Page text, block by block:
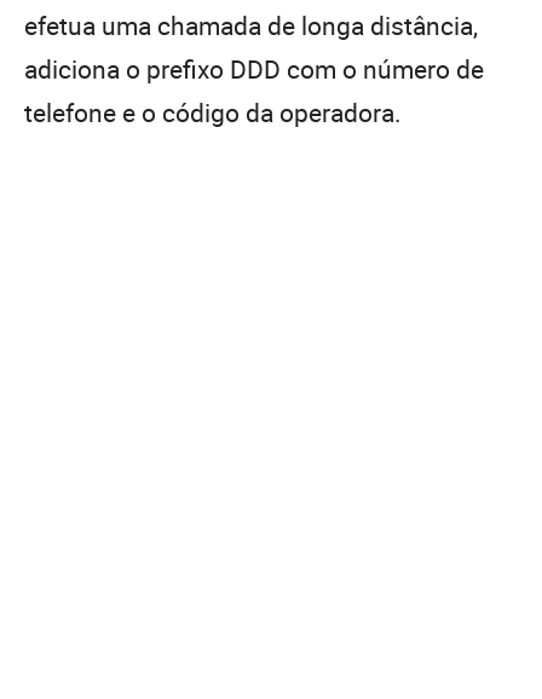
efetua uma chamada de longa distância,
adiciona o prefixo DDD com o número de
telefone e o código da operadora.